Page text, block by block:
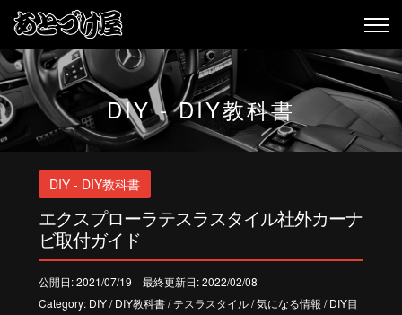
DIY - DIY教科書
DIY - DIY教科書
エクスプローラテスラスタイル社外カーナ
ビ取付ガイド
公開日: 2021/07/19 最終更新日: 2022/02/08
Category: DIY/DIY教科書/テスラスタイル/気になる情報 /DIY目